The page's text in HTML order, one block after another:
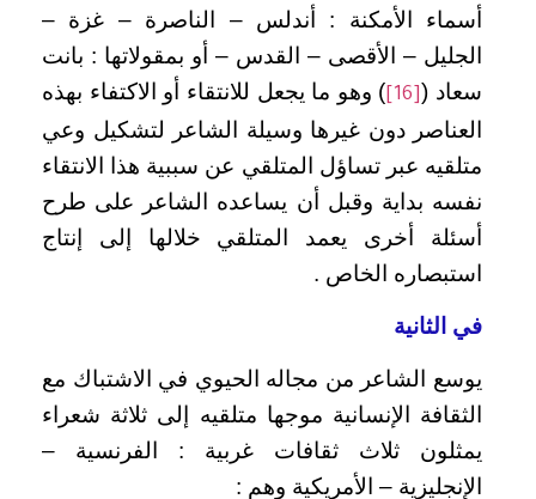
أسماء الأمكنة : أندلس – الناصرة – غزة –
الجليل – الأقصى – القدس – أو بمقولاتها : بانت
سعاد (
) وهو ما يجعل للانتقاء أو الاكتفاء بهذه
العناصر دون غيرها وسيلة الشاعر لتشكيل وعي
متلقيه عبر تساؤل المتلقي عن سببية هذا الانتقاء
نفسه بداية وقبل أن يساعده الشاعر على طرح
أسئلة أخرى يعمد المتلقي خلالها إلى إنتاج
استبصاره الخاص .
في الثانية
يوسع الشاعر من مجاله الحيوي في الاشتباك مع
الثقافة الإنسانية موجها متلقيه إلى ثلاثة شعراء
يمثلون ثلاث ثقافات غربية : الفرنسية –
الإنجليزية – الأمريكية وهم :